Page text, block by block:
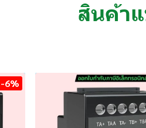
สินค้า
-6%